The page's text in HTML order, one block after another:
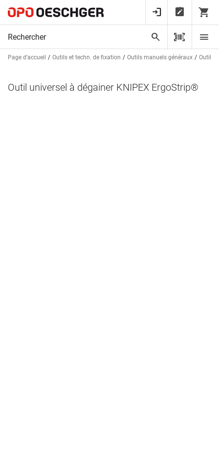
Page d’accueil Outils et techn. de fixation Outils manuels généraux Outils
Outil universel à dégainer KNIPEX ErgoStrip®